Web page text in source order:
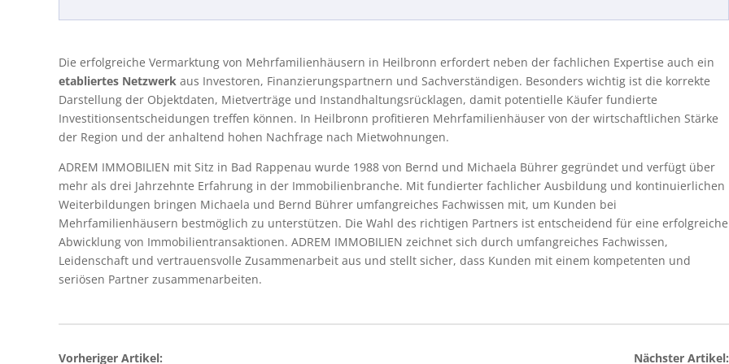
Die erfolgreiche Vermarktung von Mehrfamilienhäusern in Heilbronn erfordert neben der fachlichen Expertise auch ein
etabliertes Netzwerk aus Investoren, Finanzierungspartnern und Sachverständigen. Besonders wichtig ist die korrekte
Darstellung der Objektdaten, Mietverträge und Instandhaltungsrücklagen, damit potentielle Käufer fundierte
Investitionsentscheidungen treffen können. In Heilbronn profitieren Mehrfamilienhäuser von der wirtschaftlichen Stärke
der Region und der anhaltend hohen Nachfrage nach Mietwohnungen.
ADREM IMMOBILIEN mit Sitz in Bad Rappenau wurde 1988 von Bernd und Michaela Bührer gegründet und verfügt über
mehr als drei Jahrzehnte Erfahrung in der Immobilienbranche. Mit fundierter fachlicher Ausbildung und kontinuierlichen
Weiterbildungen bringen Michaela und Bernd Bührer umfangreiches Fachwissen mit, um Kunden bei
Mehrfamilienhäusern bestmöglich zu unterstützen. Die Wahl des richtigen Partners ist entscheidend für eine erfolgreiche
Abwicklung von Immobilientransaktionen. ADREM IMMOBILIEN zeichnet sich durch umfangreiches Fachwissen,
Leidenschaft und vertrauensvolle Zusammenarbeit aus und stellt sicher, dass Kunden mit einem kompetenten und
seriösen Partner zusammenarbeiten.
Vorheriger Artikel: Nächster Artikel: